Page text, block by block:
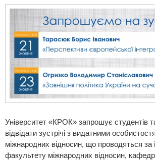
Університет «КРОК» запрошує студентів та
відвідати зустрічі з видатними
міжнародних відносин, що проводяться за
факультету міжнародних відносин,